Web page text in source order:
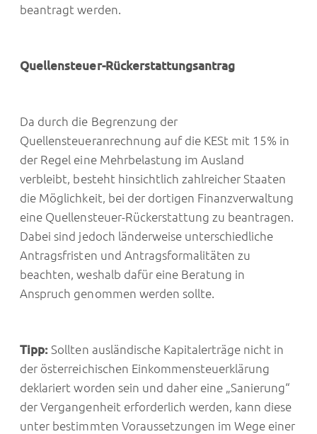
beantragt werden.
Quellensteuer-Rückerstattungsantrag
Da durch die Begrenzung der
Quellensteueranrechnung auf die KESt mit 15% in
der Regel eine Mehrbelastung im Ausland
verbleibt, besteht hinsichtlich zahlreicher Staaten
die Möglichkeit, bei der dortigen Finanzverwaltung
eine Quellensteuer-Rückerstattung zu beantragen.
Dabei sind jedoch länderweise unterschiedliche
Antragsfristen und Antragsformalitäten zu
beachten, weshalb dafür eine Beratung in
Anspruch genommen werden sollte.
Tipp:Sollten ausländische Kapitalerträge nicht in
der österreichischen Einkommensteuerklärung
deklariert worden sein und daher eine „Sanierung“
der Vergangenheit erforderlich werden, kann diese
unter bestimmten Voraussetzungen im Wege einer